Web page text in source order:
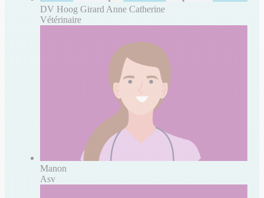
DV Hoog Girard Anne Catherine
Vétérinaire
Manon
Asv